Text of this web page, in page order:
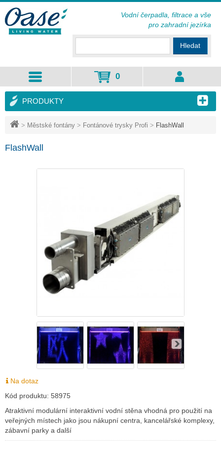
> Městské fontány > Fontánové trysky Profi > FlashWall
FlashWall
Na dotaz
Kód produktu: 58975
Atraktivní modulární interaktivní vodní stěna vhodná pro použití na
veřejných místech jako jsou nákupní centra, kancelářské komplexy,
zábavní parky a další
PRODUKTY
Hledat
0
Vodní čerpadla, filtrace a vše
pro zahradní jezírka